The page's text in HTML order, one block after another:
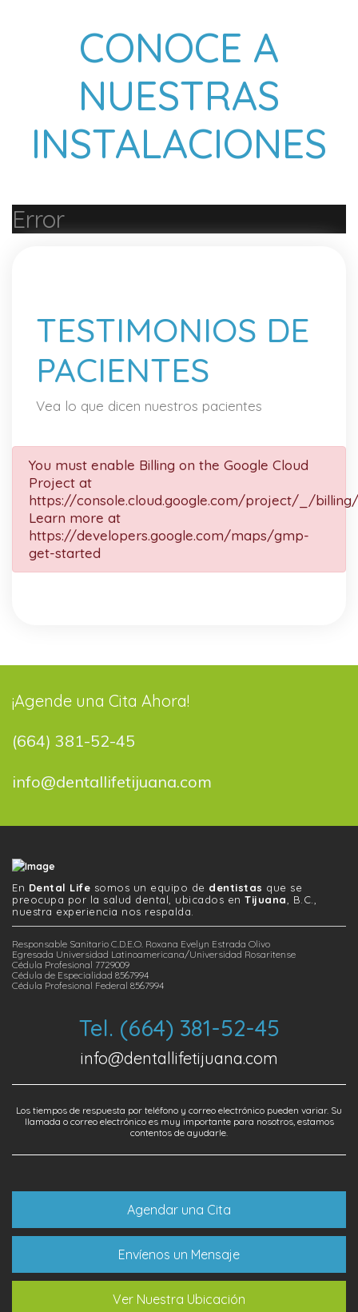
CONOCE A
NUESTRAS
INSTALACIONES
Error
TESTIMONIOS DE
PACIENTES
Vea lo que dicen nuestros pacientes
You must enable Billing on the Google Cloud
Project at
https://console.cloud.google.com/project/_/
Learn more at
https://developers.google.com/maps/gmp-
get-started
¡Agende una Cita Ahora!
(664) 381-52-45
info@dentallifetijuana.com
En Dental Life somos un equipo de dentistas que se
preocupa por la salud dental, ubicados en Tijuana , B.C.,
nuestra experiencia nos respalda.
Responsable Sanitario C.D.E.O. Roxana Evelyn Estrada Olivo
Egresada Universidad Latinoamericana/Universidad Rosaritense
Cédula Profesional 7729009
Cédula de Especialidad 8567994
Cédula Profesional Federal 8567994
Tel. (664) 381-52-45
info@dentallifetijuana.com
Los tiempos de respuesta por teléfono y correo electrónico pueden variar. Su
llamada o correo electrónico es muy importante para nosotros, estamos
contentos de ayudarle.
Agendar una Cita
Envíenos un Mensaje
Ver Nuestra Ubicación